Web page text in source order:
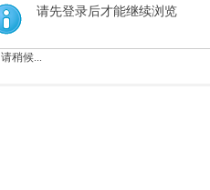
请先登录后才能继续浏览
请稍候...